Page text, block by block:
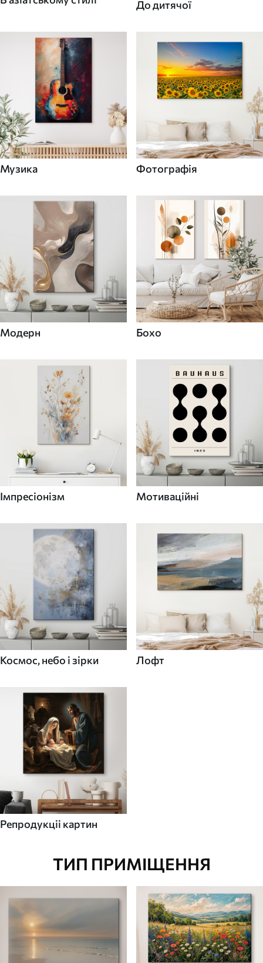
До дитячої
Музика Фотографія
Модерн Бохо
Імпресіонізм Мотиваційні
Космос, небо і зірки Лофт
Репродукціі картин
ТИП ПРИМІЩЕННЯ